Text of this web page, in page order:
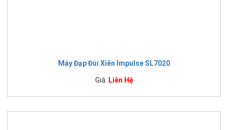
Máy Đạp Đùi Xiên Impulse SL7020
Giá: Liên Hệ